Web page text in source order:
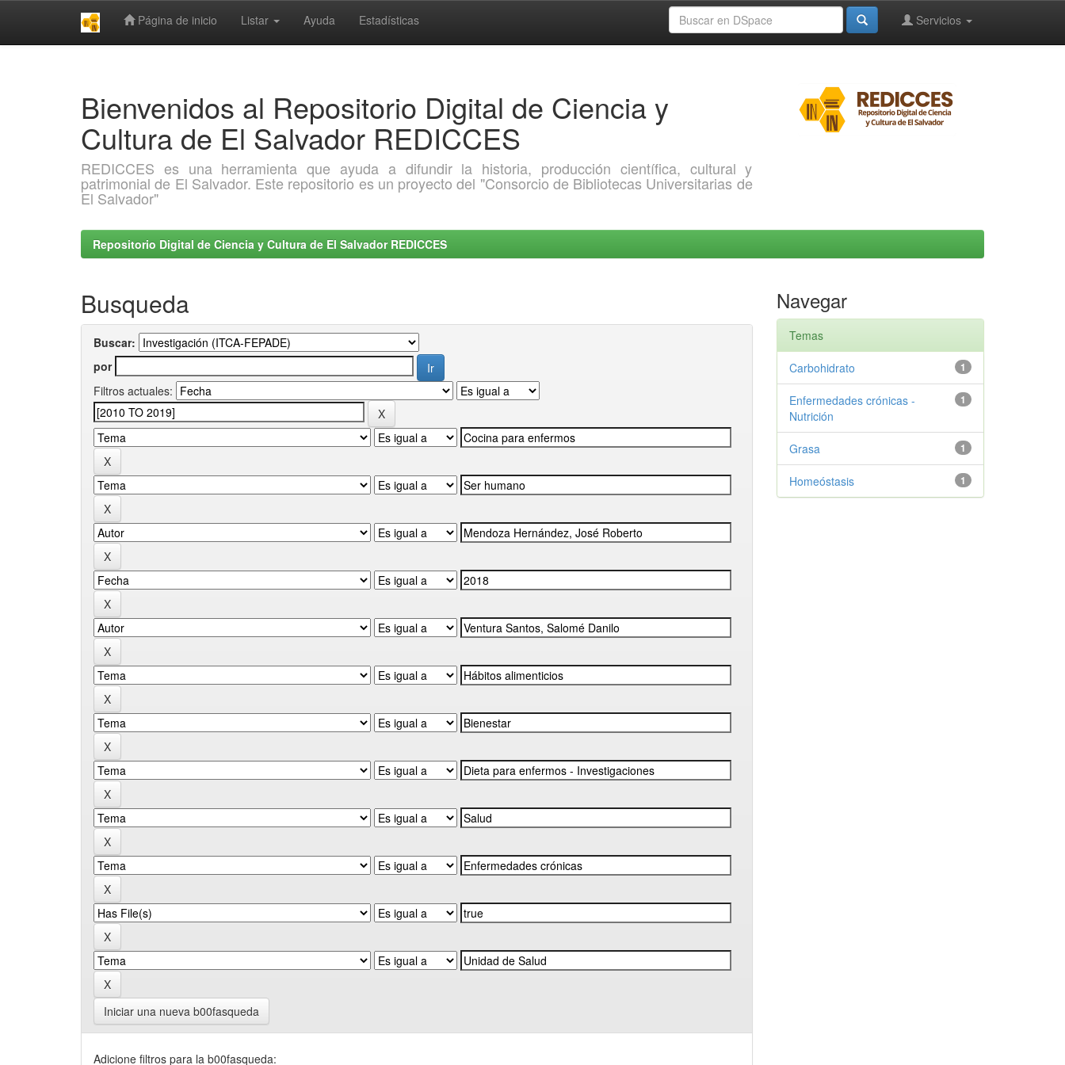
Página de inicio Listar Ayuda Estadísticas Servicios
Bienvenidos al Repositorio Digital de Ciencia y
Cultura de El Salvador REDICCES
REDICCES es una herramienta que ayuda a difundir la historia, producción científica, cultural y
patrimonial de El Salvador. Este repositorio es un proyecto del "Consorcio de Bibliotecas Universitarias de
El Salvador"
Repositorio Digital de Ciencia y Cultura de El Salvador REDICCES
Busqueda
Buscar:
por
Filtros actuales:
Iniciar una nueva b00fasqueda
Adicione filtros para la b00fasqueda:
Navegar
Temas
1
Carbohidrato
1
Enfermedades crónicas -
Nutrición
1
Grasa
1
Homeóstasis